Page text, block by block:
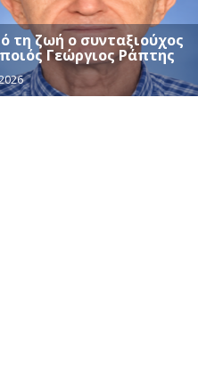
τη ζωή ο συνταξιούχος
Γεώργιος Ράπτης